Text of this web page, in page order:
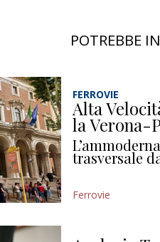
POTREBBE
FERROVIE
Alta
la Verona-
trasversale
Ferrovie